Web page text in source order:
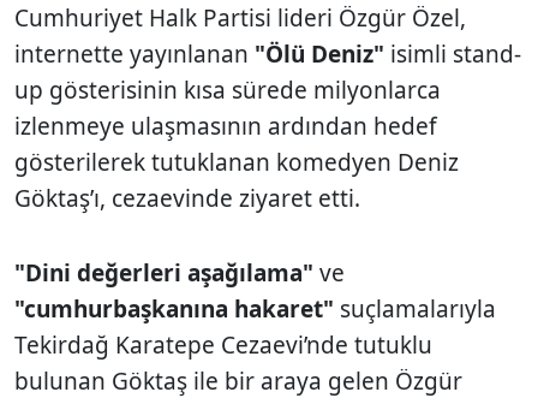
Cumhuriyet Halk Partisi lideri Özgür Özel,
internette yayınlanan "Ölü Deniz" isimli stand-
up gösterisinin kısa sürede milyonlarca
izlenmeye ulaşmasının ardından hedef
gösterilerek tutuklanan komedyen Deniz
Göktaş’ı, cezaevinde ziyaret etti.
"Dini değerleri aşağılama" ve
"cumhurbaşkanına hakaret" suçlamalarıyla
Tekirdağ Karatepe Cezaevi’nde tutuklu
bulunan Göktaş ile bir araya gelen Özgür